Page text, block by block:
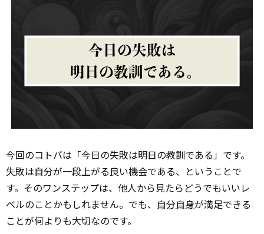
今回のコトバは「今日の失敗は明日の教訓である」です。
失敗は自分が一段上がる良い機会である、ということで
す。そのワンステップは、他人から見たらどうでもいいレ
ベルのことかもしれません。でも、 自分自身が満足できる
ことが何よりも大切なのです。